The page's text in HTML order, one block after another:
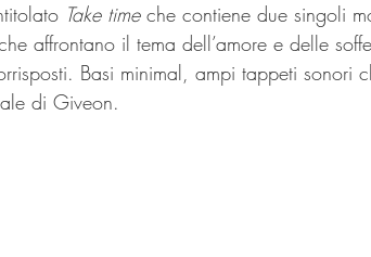
Take time che contiene due singoli
affrontano il tema dell’amore e delle
Basi minimal, ampi tappeti sonori
di Giveon.